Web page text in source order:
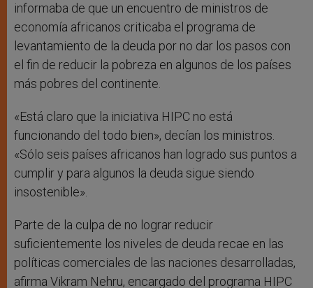
informaba de que un encuentro de ministros de
economía africanos criticaba el programa de
levantamiento de la deuda por no dar los pasos con
el fin de reducir la pobreza en algunos de los países
más pobres del continente.
«Está claro que la iniciativa HIPC no está
funcionando del todo bien», decían los ministros.
«Sólo seis países africanos han logrado sus puntos a
cumplir y para algunos la deuda sigue siendo
insostenible».
Parte de la culpa de no lograr reducir
suficientemente los niveles de deuda recae en las
políticas comerciales de las naciones desarrolladas,
afirma Vikram Nehru, encargado del programa HIPC